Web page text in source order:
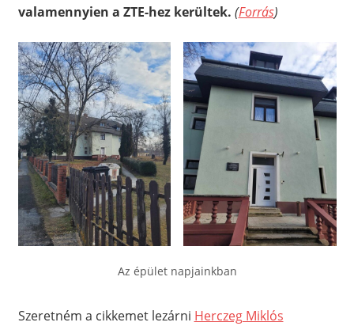
valamennyien a ZTE-hez kerültek. (Forrás)
Az épület napjainkban
Szeretném a cikkemet lezárni Herczeg Miklós